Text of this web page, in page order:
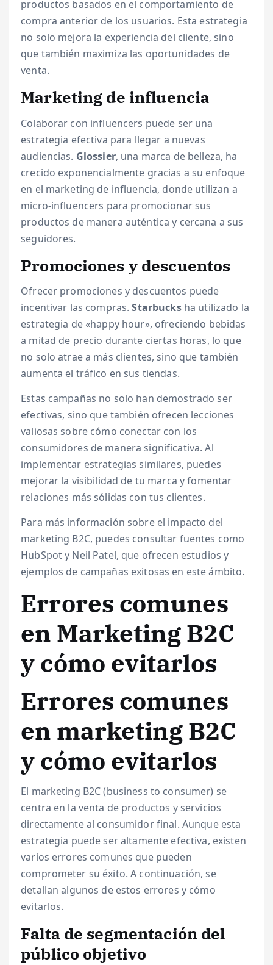
productos basados en el comportamiento de
compra anterior de los usuarios. Esta estrategia
no solo mejora la experiencia del cliente, sino
que también maximiza las oportunidades de
venta.
Marketing de influencia
Colaborar con influencers puede ser una
estrategia efectiva para llegar a nuevas
audiencias. Glossier, una marca de belleza, ha
crecido exponencialmente gracias a su enfoque
en el marketing de influencia, donde utilizan a
micro-influencers para promocionar sus
productos de manera auténtica y cercana a sus
seguidores.
Promociones y descuentos
Ofrecer promociones y descuentos puede
incentivar las compras.Starbucksha utilizado la
estrategia de «happy hour», ofreciendo bebidas
a mitad de precio durante ciertas horas, lo que
no solo atrae a más clientes, sino que también
aumenta el tráfico en sus tiendas.
Estas campañas no solo han demostrado ser
efectivas, sino que también ofrecen lecciones
valiosas sobre cómo conectar con los
consumidores de manera significativa. Al
implementar estrategias similares, puedes
mejorar la visibilidad de tu marca y fomentar
relaciones más sólidas con tus clientes.
Para más información sobre el impacto del
marketing B2C, puedes consultar fuentes como
HubSpot y Neil Patel, que ofrecen estudios y
ejemplos de campañas exitosas en este ámbito.
Errores comunes
en Marketing B2C
y cómo evitarlos
Errores comunes
en marketing B2C
y cómo evitarlos
El marketing B2C (business to consumer) se
centra en la venta de productos y servicios
directamente al consumidor final. Aunque esta
estrategia puede ser altamente efectiva, existen
varios errores comunes que pueden
comprometer su éxito. A continuación, se
detallan algunos de estos errores y cómo
evitarlos.
Falta de segmentación del
público objetivo